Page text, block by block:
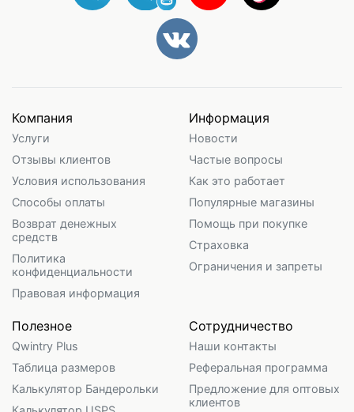
Компания
Услуги
Отзывы клиентов
Условия использования
Способы оплаты
Возврат денежных
средств
Политика
конфиденциальности
Правовая информация
Информация
Новости
Частые вопросы
Как это работает
Популярные магазины
Помощь при покупке
Страховка
Ограничения и запреты
Полезное
Qwintry Plus
Таблица размеров
Калькулятор Бандерольки
Сотрудничество
Наши контакты
Реферальная программа
Предложение для оптовых
клиентов